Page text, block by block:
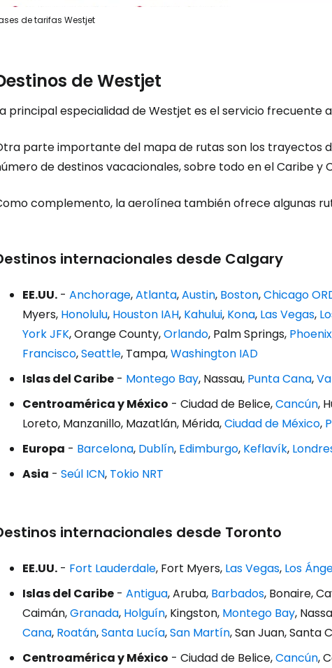
de tarifas Westjet
de Westjet
principal especialidad de Westjet es el servicio frecuente
parte importante del mapa de rutas son los trayectos
de destinos vacacionales, sobre todo en el Caribe y
complemento, la aerolínea también ofrece algunas
internacionales desde Calgary
EE.UU. - Anchorage,Atlanta,Austin, Boston,Chicago
Myers, Honolulu, Houston IAH, Kahului, Kona, Las Vegas,
York JFK, Orange County,Orlando, Palm Springs, Phoenix
Francisco,Seattle, Tampa,Washington IAD
Islas del Caribe - Montego Bay, Nassau, Punta Cana,
Centroamérica y México - Ciudad de Belice,Cancún,
Loreto, Manzanillo, Mazatlán, Mérida,Ciudad de México,
Europa - Barcelona, Dublín, Edimburgo, Keflavík,
Asia - Seúl ICN, Tokio NRT
internacionales desde Toronto
EE.UU. - Fort Lauderdale, Fort Myers, Las Vegas, Los
Islas del Caribe - Antigua, Aruba, Barbados, Bonaire,
Caimán,Granada, Holguín, Kingston, Montego Bay,
Cana, Roatán,Santa Lucía,San Martín, San Juan, Santa
Centroamérica y México - Ciudad de Belice,Cancún,
... la comunidad mundial de viajeros